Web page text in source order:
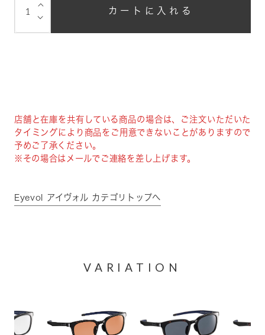
⌵
⌵ カートに入れる
店舗と在庫を共有している商品の場合は、ご注文いただいた
タイミングにより商品をご用意できないことがありますので
予めご了承ください。
※その場合はメールでご連絡を差し上げます。
Eyevol アイヴォル カテゴリトップへ
VARIATION